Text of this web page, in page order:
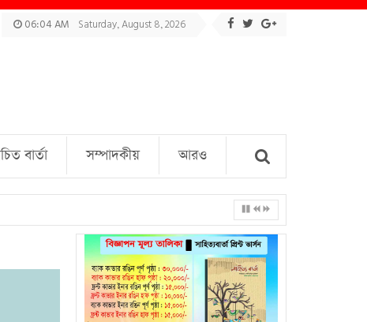
06:04 AM Saturday, August 8, 2026
বার্তা সম্পাদকীয় আরও